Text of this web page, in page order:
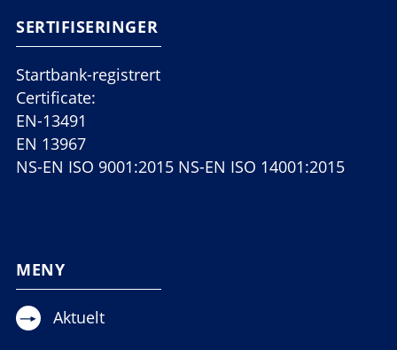
SERTIFISERINGER
Startbank-registrert
Certificate:
EN-13491
EN 13967
NS-EN ISO 9001:2015 NS-EN ISO 14001:2015
MENY
Aktuelt